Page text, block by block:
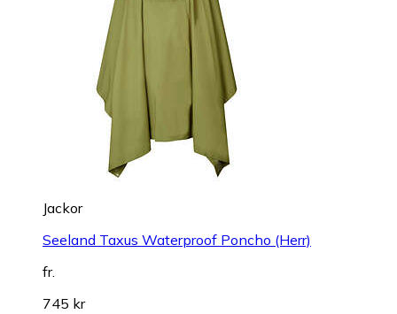
Jackor
Seeland Taxus Waterproof Poncho (Herr)
fr.
745 kr